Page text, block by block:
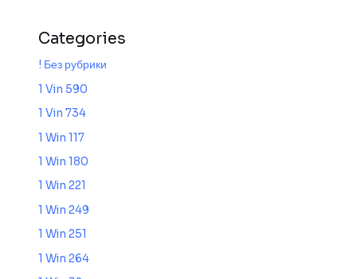
Categories
! Без рубрики
1 Vin 590
1 Vin 734
1 Win 117
1 Win 180
1 Win 221
1 Win 249
1 Win 251
1 Win 264